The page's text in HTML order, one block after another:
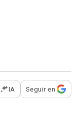
opciones para
IA Seguir en